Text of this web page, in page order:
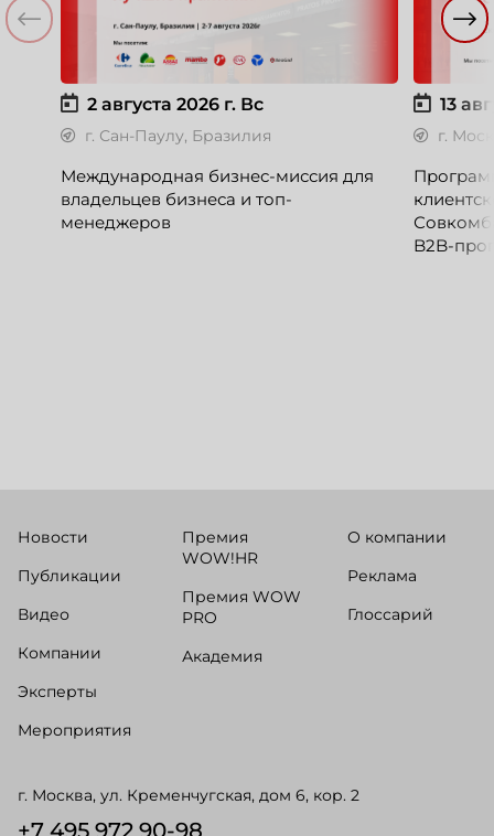
2 августа 2026 г. Вс
г. Сан-Паулу, Бразилия
Международная бизнес-миссия для
владельцев бизнеса и топ-
менеджеров
13
г.
B2B-
Новости
Публикации
Видео
Компании
Эксперты
Мероприятия
Премия
WOW!HR
Премия WOW
PRO
Академия
О компании
Реклама
Глоссарий
г. Москва, ул. Кременчугская, дом 6, кор. 2